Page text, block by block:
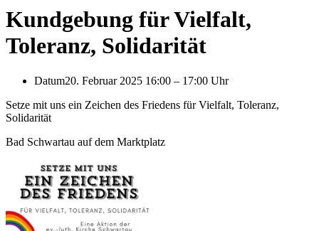
Kundgebung für Vielfalt,
Toleranz, Solidarität
Datum20. Februar 2025 16:00 – 17:00 Uhr
Setze mit uns ein Zeichen des Friedens für Vielfalt, Toleranz,
Solidarität
Bad Schwartau auf dem Marktplatz